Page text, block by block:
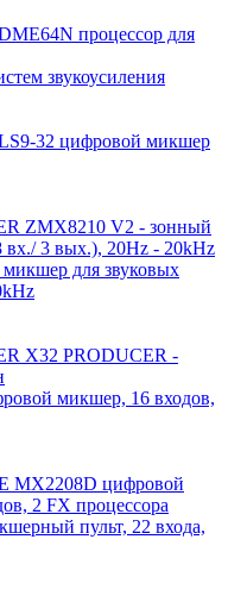
звукоусиления
для звуковых
микшер, 16 входов,
пульт, 22 входа,